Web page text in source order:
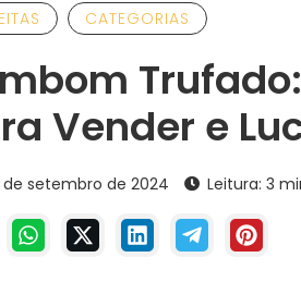
CATEGORIAS
Vender e
de setembro de 2024 Leitura: 3